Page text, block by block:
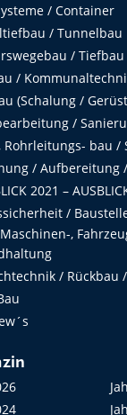
/ Container
/ Tunnelbau
/ Tiefbau
/
(Schalung /
/
Rohrleitungs- bau /
/ Aufbereitung
2021 –
/
,
/ Rückbau